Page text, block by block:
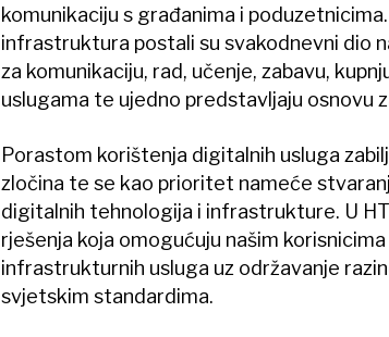
komunikaciju s građanima i
infrastruktura postali su svakodnevni dio
za komunikaciju, rad, učenje, zabavu,
uslugama te ujedno predstavljaju osnovu
Porastom korištenja digitalnih usluga
zločina te se kao prioritet nameće
digitalnih tehnologija i infrastrukture. U
rješenja koja omogućuju našim
infrastrukturnih usluga uz održavanje
svjetskim standardima.